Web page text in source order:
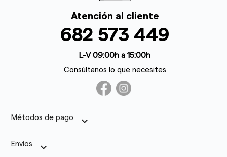
Atención al cliente
682 573 449
L-V 09:00h a 15:00h
Consúltanos lo que necesites
Métodos de pago keyboard_arrow_down
Envíos keyboard_arrow_down